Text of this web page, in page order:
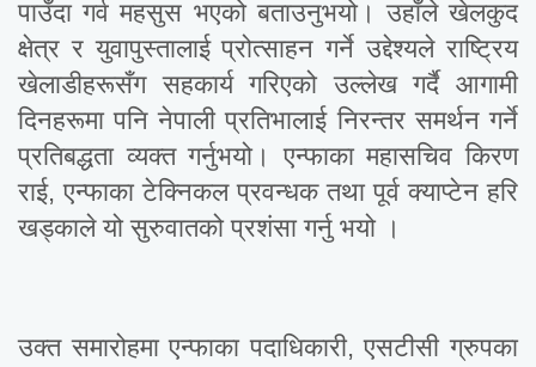
पाउँदा गर्व महसुस भएको बताउनुभयो। उहाँले खेलकुद
क्षेत्र र युवापुस्तालाई प्रोत्साहन गर्ने उद्देश्यले राष्ट्रिय
खेलाडीहरूसँग सहकार्य गरिएको उल्लेख गर्दै आगामी
दिनहरूमा पनि नेपाली प्रतिभालाई निरन्तर समर्थन गर्ने
प्रतिबद्धता व्यक्त गर्नुभयो। एन्फाका महासचिव किरण
राई, एन्फाका टेक्निकल प्रवन्धक तथा पूर्व क्याप्टेन हरि
खड्काले यो सुरुवातको प्रशंसा गर्नु भयो ।
उक्त समारोहमा एन्फाका पदाधिकारी, एसटीसी ग्रुपका